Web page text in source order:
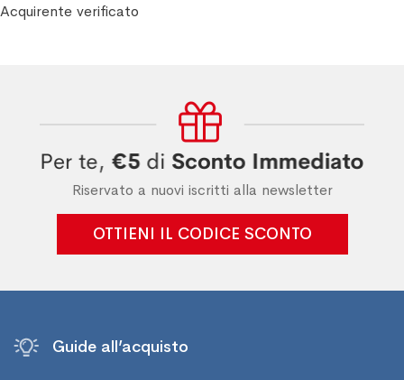
Acquirente verificato
Riservato a nuovi iscritti alla newsletter
OTTIENI IL CODICE SCONTO
Guide all’acquisto